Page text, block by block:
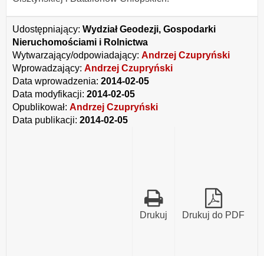
Udostępniający: Wydział Geodezji, Gospodarki
Nieruchomościami i Rolnictwa
Wytwarzający/odpowiadający: Andrzej Czupryński
Wprowadzający: Andrzej Czupryński
Data wprowadzenia: 2014-02-05
Data modyfikacji: 2014-02-05
Opublikował: Andrzej Czupryński
Data publikacji: 2014-02-05
Drukuj do PDF
Drukuj